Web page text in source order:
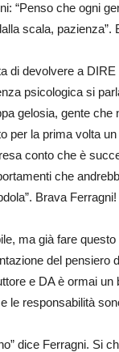
“Penso che ogni
scala, pazienza”.
di devolvere a
psicologica si
gelosia, gente
per la prima volta
conto che è
che
Brava Ferragni!
ma già fare questo
del pensiero
e DA è ormai
responsabilità
dice Ferragni. Si